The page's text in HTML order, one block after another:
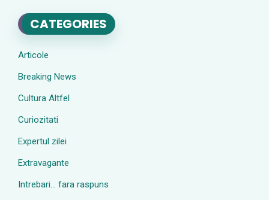
CATEGORIES
Articole
Breaking News
Cultura Altfel
Curiozitati
Expertul zilei
Extravagante
Intrebari… fara raspuns